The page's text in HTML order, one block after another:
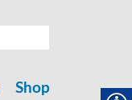
Shop